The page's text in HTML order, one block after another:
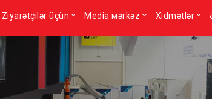
Ziyarətçilər üçün Media мərkəz Xidmətlər